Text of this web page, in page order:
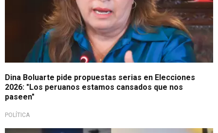
Dina Boluarte pide propuestas serias en Elecciones
2026: "Los peruanos estamos cansados que nos
paseen"
POLÍTICA